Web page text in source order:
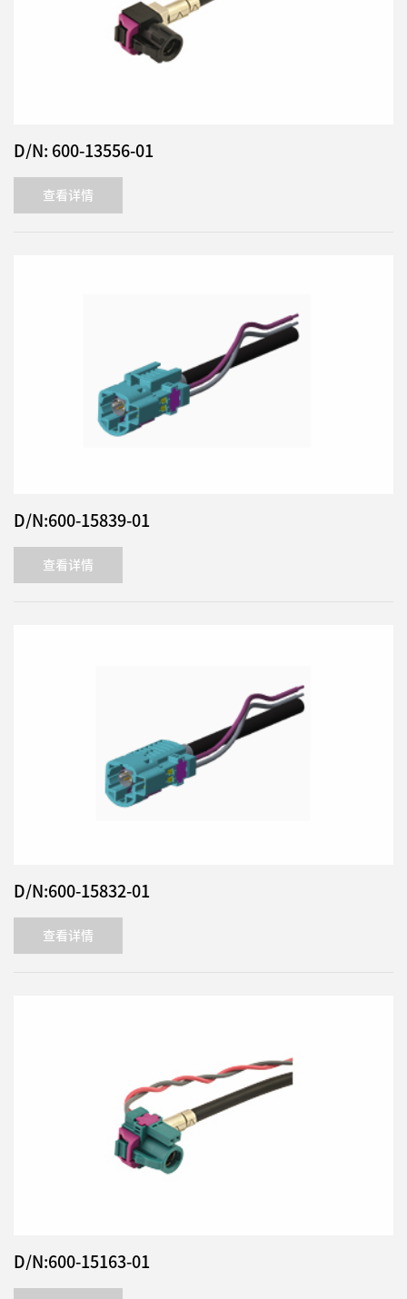
D/N: 600-13556-01
查看详情
D/N:600-15839-01
查看详情
D/N:600-15832-01
查看详情
D/N:600-15163-01